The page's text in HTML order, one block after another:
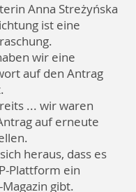
Anna Streżyńska
ist eine
wir eine
auf den Antrag
... wir waren
auf erneute
heraus, dass es
Plattform ein
gibt.